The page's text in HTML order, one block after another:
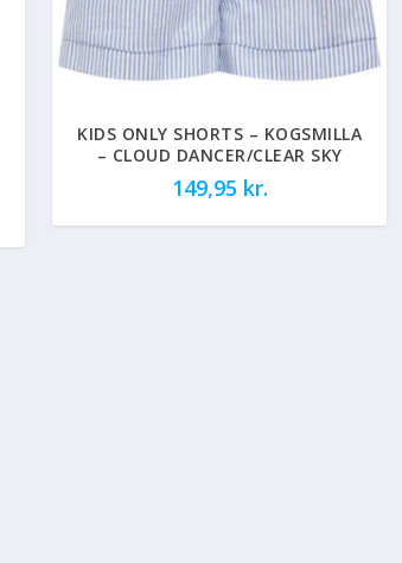
KIDS ONLY SHORTS – KOGSMILLA
– CLOUD DANCER/CLEAR SKY
149,95 kr.